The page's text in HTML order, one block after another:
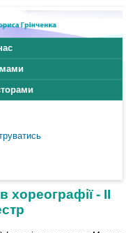
хореографії - ІІ